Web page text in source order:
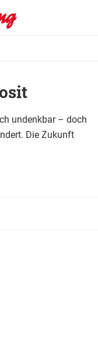
undenkbar – doch
Die Zukunft